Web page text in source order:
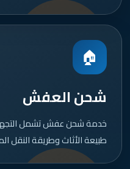
🏠
شحن العفش
خدمة شحن عفش تشمل التجهيز
طبيعة الأثاث وطريقة النقل